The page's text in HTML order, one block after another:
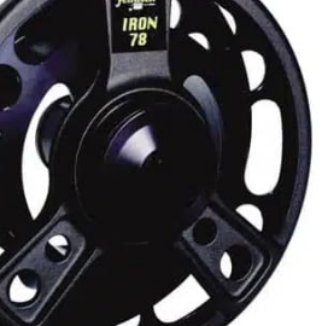
Ψαράκια Συρτής - Spinning
Ψαράκια Σιλικόνης - Ζόγκες
Πλάνα - Slow Jigging
Πλάνα Spin - Shore - Jig
Τεχνητά Tai Rubber
Καλαμαριέρες